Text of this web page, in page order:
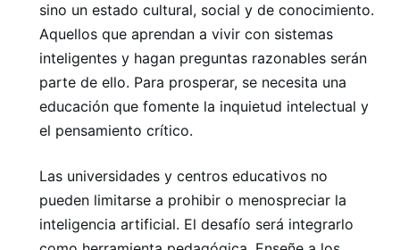
sino un estado cultural, social y de conocimiento.
Aquellos que aprendan a vivir con sistemas
inteligentes y hagan preguntas razonables serán
parte de ello. Para prosperar, se necesita una
educación que fomente la inquietud intelectual y
el pensamiento crítico.
Las universidades y centros educativos no
pueden limitarse a prohibir o menospreciar la
inteligencia artificial. El desafío será integrarlo